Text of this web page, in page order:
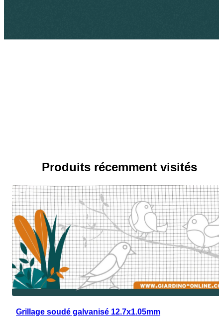
Produits récemment visités
Grillage soudé galvanisé 12.7x1.05mm